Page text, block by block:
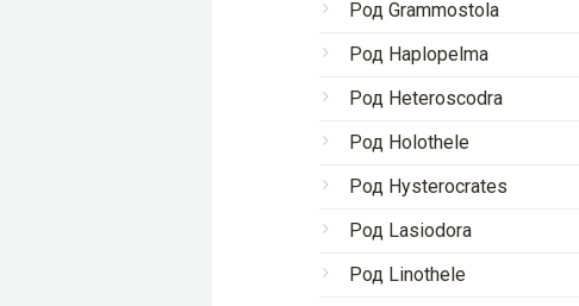
Род Grammostola
Род Haplopelma
Род Heteroscodra
Род Holothele
Род Hysterocrates
Род Lasiodora
Род Linothele